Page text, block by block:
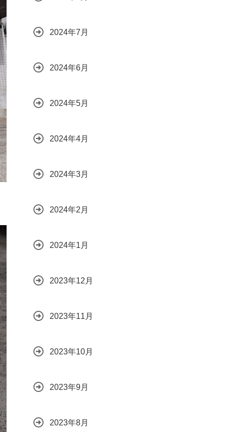
2024年7月
2024年6月
2024年5月
2024年4月
2024年3月
2024年2月
2024年1月
2023年12月
2023年11月
2023年10月
2023年9月
2023年8月